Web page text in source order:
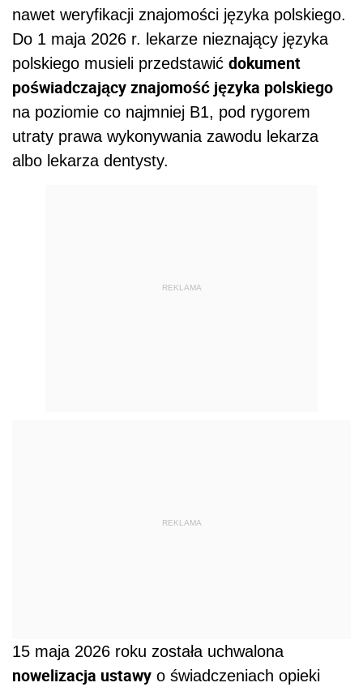
nawet weryfikacji znajomości języka polskiego.
Do 1 maja 2026 r. lekarze nieznający języka
polskiego musieli przedstawić dokument
poświadczający znajomość języka polskiego
na poziomie co najmniej B1, pod rygorem
utraty prawa wykonywania zawodu lekarza
albo lekarza dentysty.
REKLAMA
REKLAMA
15 maja 2026 roku została uchwalona
nowelizacja ustawy o świadczeniach opieki